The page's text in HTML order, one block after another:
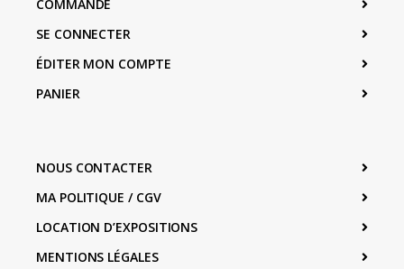
COMMANDE
SE CONNECTER
ÉDITER MON COMPTE
PANIER
NOUS CONTACTER
MA POLITIQUE / CGV
LOCATION D’EXPOSITIONS
MENTIONS LÉGALES